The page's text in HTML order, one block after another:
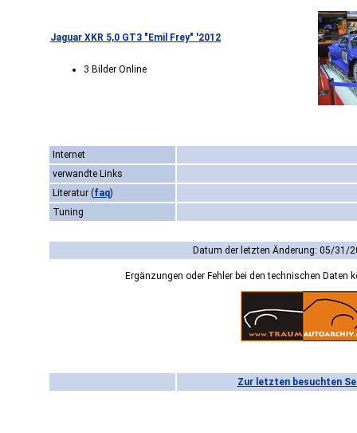
Jaguar XKR 5,0 GT3 "Emil Frey" '2012
3 Bilder Online
Internet
verwandte Links
Literatur (faq)
Tuning
Datum der letzten Änderung: 05/31/
Ergänzungen oder Fehler bei den technischen Daten
Zur letzten besuchten